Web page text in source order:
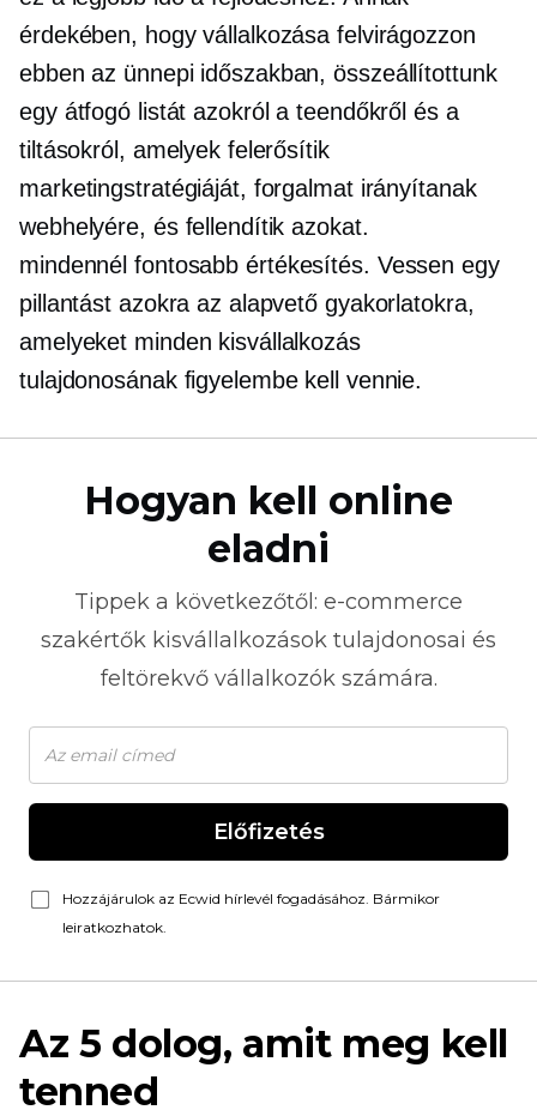
érdekében, hogy vállalkozása felvirágozzon
ebben az ünnepi időszakban, összeállítottunk
egy átfogó listát azokról a teendőkről és a
tiltásokról, amelyek felerősítik
marketingstratégiáját, forgalmat irányítanak
webhelyére, és fellendítik azokat.
mindennél fontosabb értékesítés. Vessen egy
pillantást azokra az alapvető gyakorlatokra,
amelyeket minden kisvállalkozás
tulajdonosának figyelembe kell vennie.
Hogyan kell online
eladni
Tippek a következőtől: e-commerce
szakértők kisvállalkozások tulajdonosai és
feltörekvő vállalkozók számára.
Előfizetés
Hozzájárulok az Ecwid hírlevél fogadásához. Bármikor
leiratkozhatok.
Az 5 dolog, amit meg kell
tenned